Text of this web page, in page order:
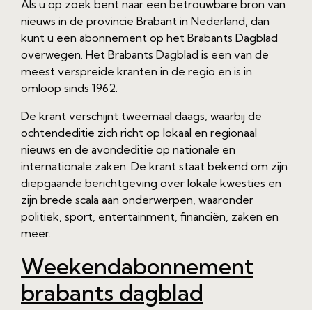
Als u op zoek bent naar een betrouwbare bron van
nieuws in de provincie Brabant in Nederland, dan
kunt u een abonnement op het Brabants Dagblad
overwegen. Het Brabants Dagblad is een van de
meest verspreide kranten in de regio en is in
omloop sinds 1962.
De krant verschijnt tweemaal daags, waarbij de
ochtendeditie zich richt op lokaal en regionaal
nieuws en de avondeditie op nationale en
internationale zaken. De krant staat bekend om zijn
diepgaande berichtgeving over lokale kwesties en
zijn brede scala aan onderwerpen, waaronder
politiek, sport, entertainment, financiën, zaken en
meer.
Weekendabonnement
brabants dagblad